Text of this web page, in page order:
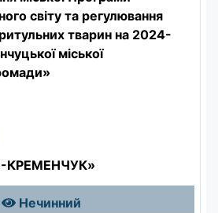
світу та регулювання
тварин на 2024-
міської
КРЕМЕНЧУК»
Нечинний